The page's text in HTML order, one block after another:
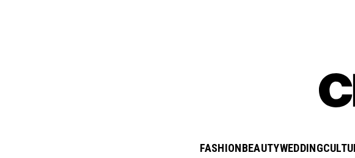
FASHIONBEAUTYWEDDING